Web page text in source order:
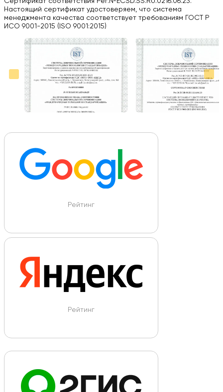
03.09.2024
Вся работа выполнена в срок. Всем рекомендую
Больше отзывов на Google Maps
Настоящий сертификат удостоверяем, что система
менеджмента качества соответствует требованиям ГОСТ Р
ИСО 9001-2015 (ISO 9001:2015)
Рейтинг
Рейтинг